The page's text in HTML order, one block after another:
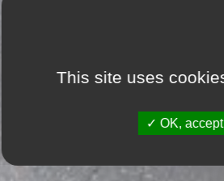
This site uses
OK, accept